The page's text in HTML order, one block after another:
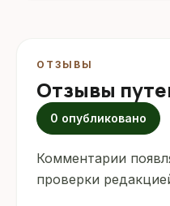
ОТЗЫВЫ
Отзывы
0 опубликовано
Комментарии
проверки